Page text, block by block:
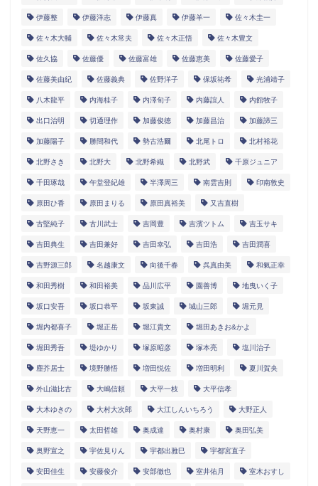
伊藤整 伊藤洋志 伊藤真 伊藤羊一 佐々木圭一
佐々木大輔 佐々木常夫 佐々木正悟 佐々木豊文
佐久協 佐藤優 佐藤富雄 佐藤恵美 佐藤愛子
佐藤美由紀 佐藤義典 佐野洋子 保坂祐希 光浦靖子
八木龍平 内海桂子 内澤旬子 内藤誼人 内館牧子
出口治明 切通理作 加藤俊徳 加藤昌治 加藤諦三
加藤陽子 勝間和代 勢古浩爾 北尾トロ 北村裕花
北野さき 北野大 北野希織 北野武 千原ジュニア
千田琢哉 午堂登紀雄 半澤周三 南雲吉則 印南敦史
原田ひ香 原田まりる 原田真裕美 又吉直樹
古堅純子 古川武士 吉岡豊 吉濱ツトム 吉玉サキ
吉田典生 吉田兼好 吉田幸弘 吉田浩 吉田潤喜
吉野源三郎 名越康文 向後千春 呉真由美 和氣正幸
和田秀樹 和田裕美 品川広平 園善博 地曳いく子
坂口安吾 坂口恭平 坂東誠 城山三郎 堀元見
堀内都喜子 堀正岳 堀江貴文 堀田あきお&かよ
堀田秀吾 堤ゆかり 塚原昭彦 塚本亮 塩川治子
塵芥居士 境野勝悟 増田悦佐 増田明利 夏川賀央
外山滋比古 大嶋信頼 大平一枝 大平信孝
大木ゆきの 大村大次郎 大江しんいちろう 大野正人
天野恵一 太田哲雄 奥成達 奥村康 奥田弘美
奥野宣之 宇佐見りん 宇都出雅巳 宇都宮直子
安田佳生 安藤俊介 安部徹也 室井佑月 室木おすし